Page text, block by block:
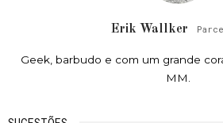
Erik Wallker
Geek, barbudo e com um grande
MM.